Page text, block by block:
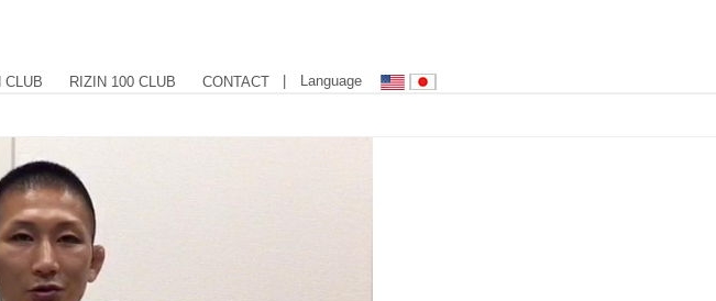
CLUB RIZIN 100 CLUB CONTACT | Language